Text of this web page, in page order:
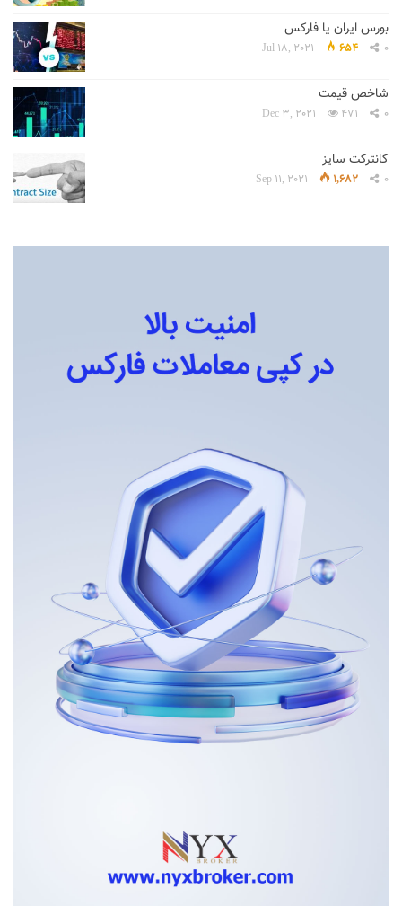
بورس ایران یا فارکس
Jul 18, 2021 654 0
شاخص قیمت
Dec 3, 2021 471 0
کانترکت سایز
Sep 11, 2021 1,682 0